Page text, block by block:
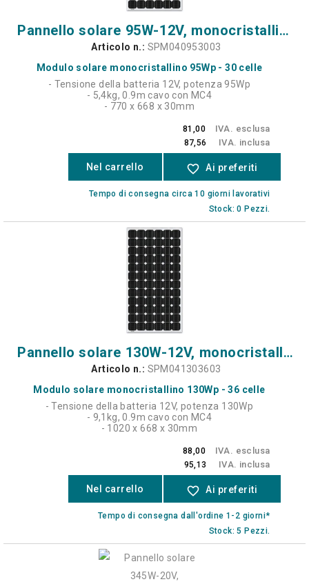
Pannello solare 95W-12V, monocristallino - 30 celle - 4c
Articolo n.: SPM040953003
Modulo solare monocristallino 95Wp - 30 celle
- Tensione della batteria 12V, potenza 95Wp
- 5,4kg, 0.9m cavo con MC4
- 770 x 668 x 30mm
81,00 IVA. esclusa
87,56 IVA. inclusa
Nel carrello favorite_border Ai preferiti
Tempo di consegna circa 10 giorni lavorativi
Stock: 0 Pezzi.
Pannello solare 130W-12V, monocristallino - 36 celle - 4c
Articolo n.: SPM041303603
Modulo solare monocristallino 130Wp - 36 celle
- Tensione della batteria 12V, potenza 130Wp
- 9,1kg, 0.9m cavo con MC4
- 1020 x 668 x 30mm
88,00 IVA. esclusa
95,13 IVA. inclusa
Nel carrello favorite_border Ai preferiti
Tempo di consegna dall'ordine 1-2 giorni*
Stock: 5 Pezzi.